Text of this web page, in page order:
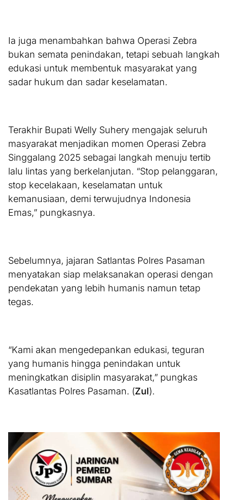
Ia juga menambahkan bahwa Operasi Zebra
bukan semata penindakan, tetapi sebuah langkah
edukasi untuk membentuk masyarakat yang
sadar hukum dan sadar keselamatan.
Terakhir Bupati Welly Suhery mengajak seluruh
masyarakat menjadikan momen Operasi Zebra
Singgalang 2025 sebagai langkah menuju tertib
lalu lintas yang berkelanjutan. “Stop pelanggaran,
stop kecelakaan, keselamatan untuk
kemanusiaan, demi terwujudnya Indonesia
Emas,” pungkasnya.
Sebelumnya, jajaran Satlantas Polres Pasaman
menyatakan siap melaksanakan operasi dengan
pendekatan yang lebih humanis namun tetap
tegas.
“Kami akan mengedepankan edukasi, teguran
yang humanis hingga penindakan untuk
meningkatkan disiplin masyarakat,” pungkas
Kasatlantas Polres Pasaman. (Zul).